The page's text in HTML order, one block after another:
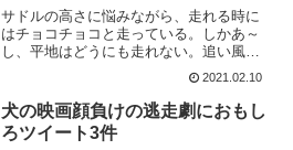
サドルの高さに悩みながら、走れる時に
はチョコチョコと走っている。しかあ～
し、平地はどうにも走れない。追い風が
盛大に吹いていたら、結構なベースで走
れても良いはずなんだけど～。(当社比で)
中々あがらないのはなんでだろう?ひたす
ら川沿いを～最近は...
2021.02.10
犬の映画顔負けの逃走劇におもし
ろツイート3件